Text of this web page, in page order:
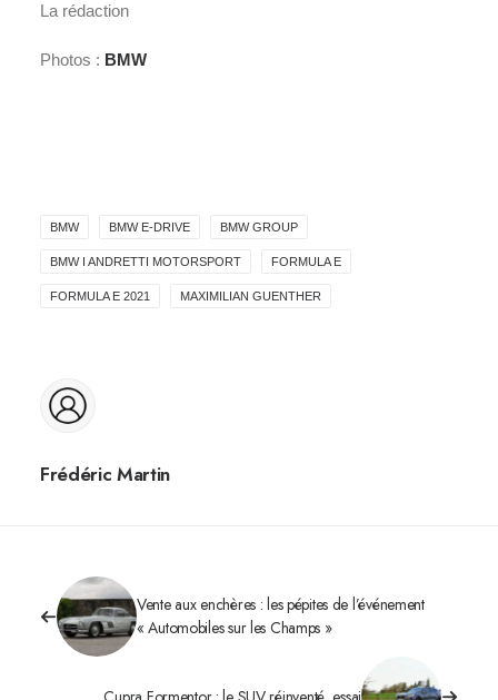
La rédaction
Photos : BMW
BMW BMW E-DRIVE BMW GROUP
BMW I ANDRETTI MOTORSPORT FORMULA E
FORMULA E 2021 MAXIMILIAN GUENTHER
Frédéric Martin
Vente aux enchères : les pépites de l’événement
« Automobiles sur les Champs »